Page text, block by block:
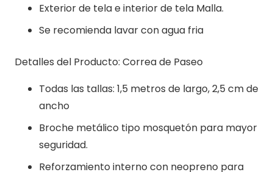
Exterior de tela e interior de tela Malla.
Se recomienda lavar con agua fria
Detalles del Producto: Correa de Paseo
Todas las tallas: 1,5 metros de largo, 2,5 cm de
ancho
Broche metálico tipo mosquetón para mayor
seguridad.
Reforzamiento interno con neopreno para